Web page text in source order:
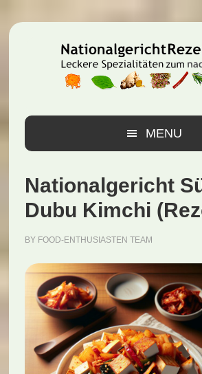
Hauptnavigation
Inhalt
Seitenspalte
MENU
Nationalgericht
Dubu Kimchi
BY FOOD-ENTHUSIASTEN TEAM